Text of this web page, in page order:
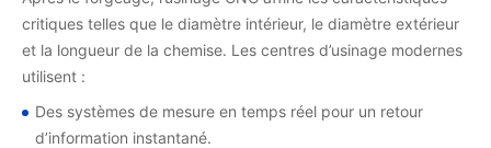
critiques telles que le diamètre intérieur, le diamètre extérieur
et la longueur de la chemise. Les centres d’usinage modernes
utilisent :
Des systèmes de mesure en temps réel pour un retour
d’information instantané.